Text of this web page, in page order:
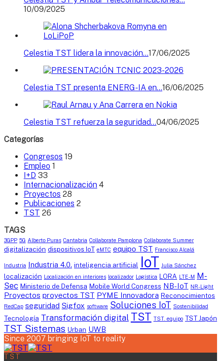
10/09/2025
Celestia TST lidera la innovación…17/06/2025
Celestia TST presenta ENERG-IA en…16/06/2025
Celestia TST refuerza la seguridad…04/06/2025
Categorías
Congresos 19
Empleo 1
I+D 33
Internacionalización 4
Proyectos 28
Publicaciones 2
TST 26
TAGS
3GPP 5G Alberto Puras Cantabria Collaborate Pamplona Collaborate Summer
digitalización dispositivos IoT eMTC equipo TST Francisco Alcalá
Industria Industria 4.0. inteligencia artificial IoT Julia Sánchez
localización Localización en interiores localizador Logística LORA LTE-M M-
Sec Ministerio de Defensa Mobile World Congress NB-IoT NR-Light
Proyectos proyectos TST PYME Innovadora Reconocimientos
RedCap seguridad Sigfox software Soluciones IoT Sostenibilidad
Tecnología Transformación digital TST TST. equipo TST Japón
TST Sistemas Urban UWB
Since 2007 bringing IoT to reality
TST